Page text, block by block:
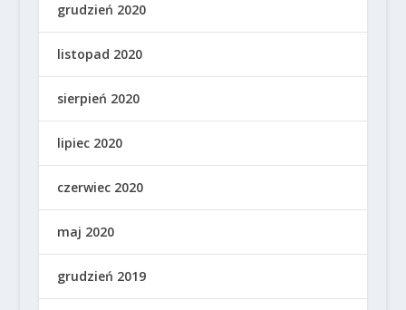
grudzień 2020
listopad 2020
sierpień 2020
lipiec 2020
czerwiec 2020
maj 2020
grudzień 2019